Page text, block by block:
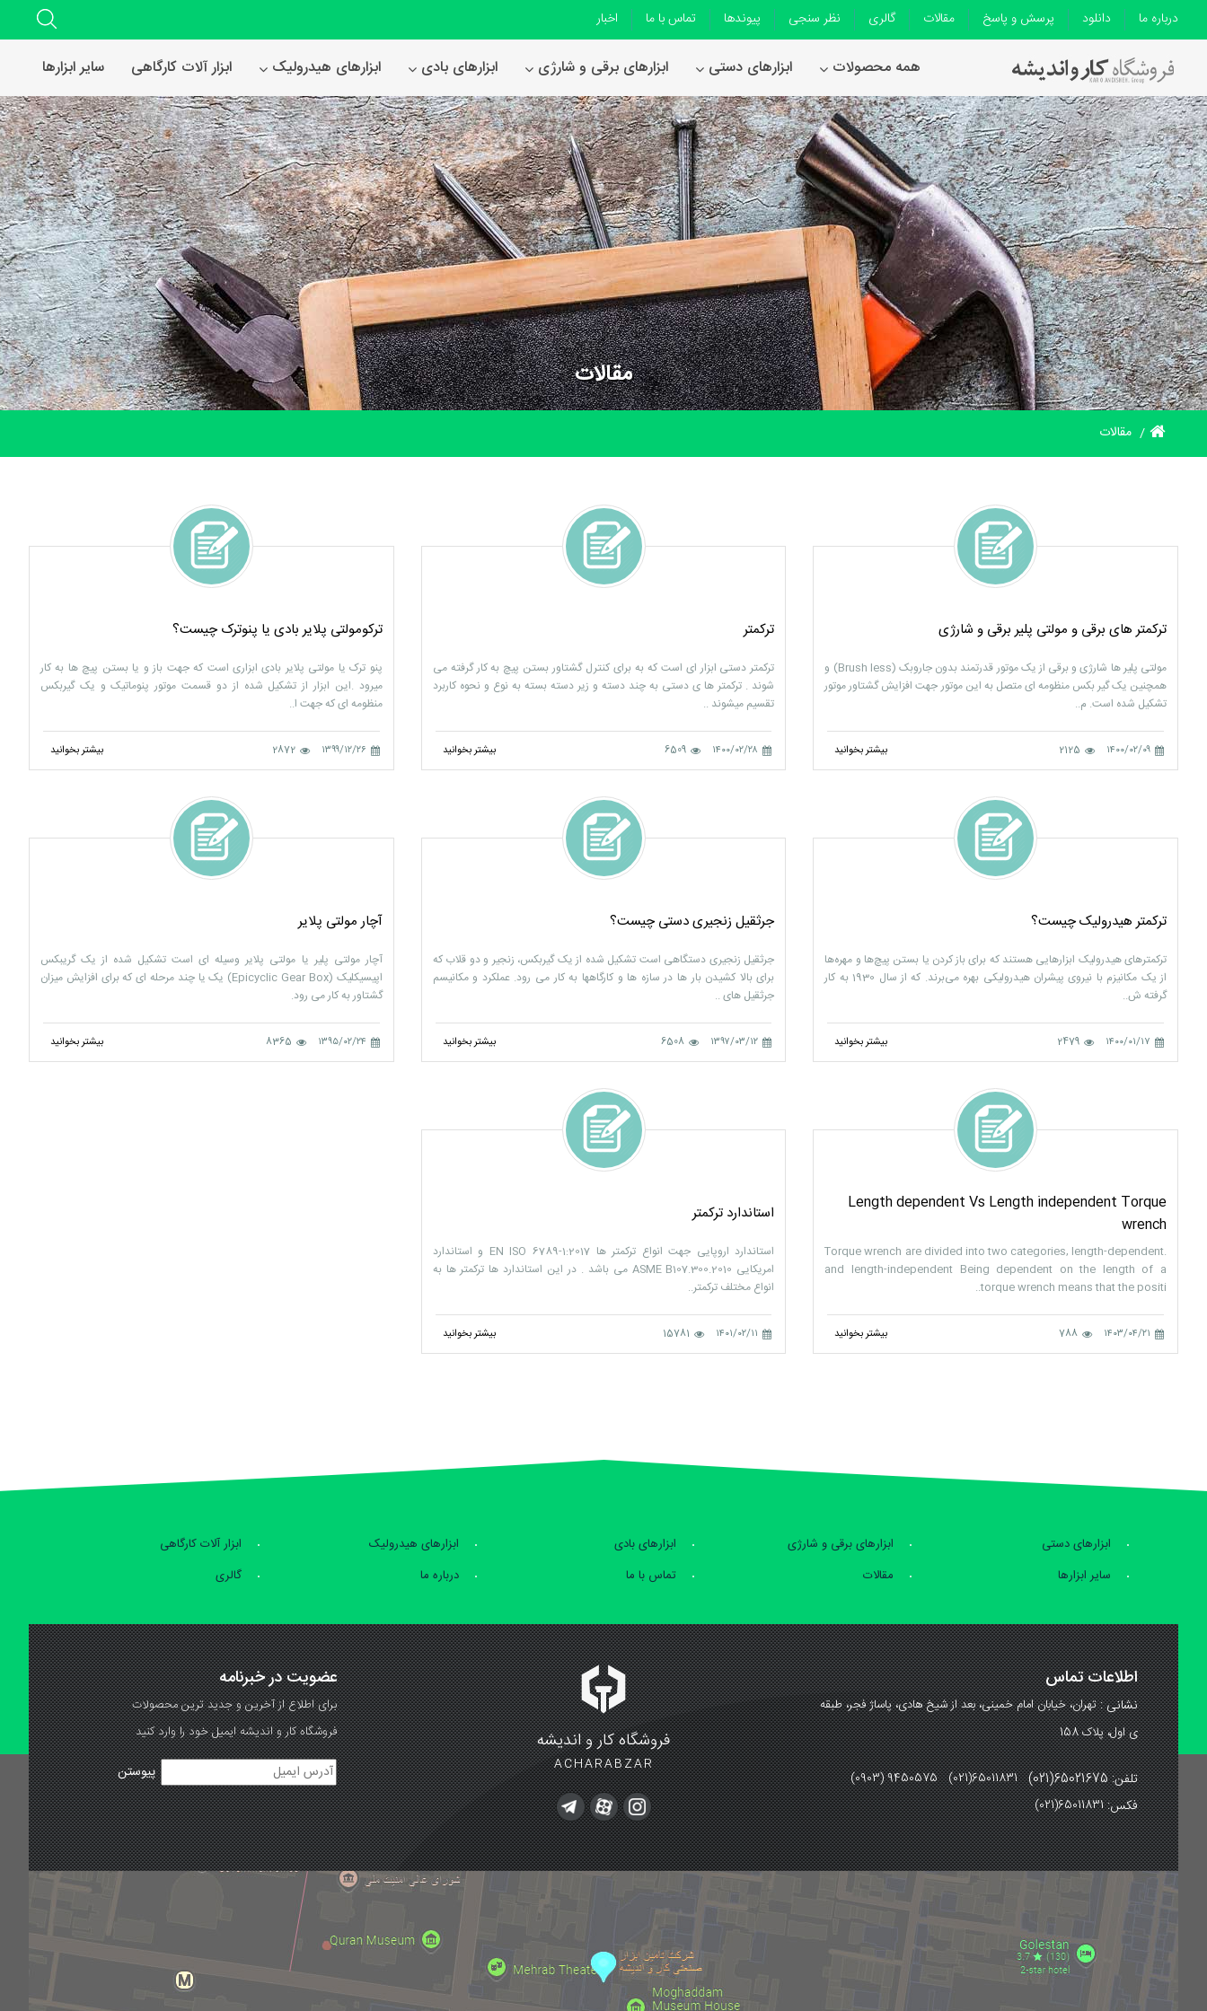
همه محصولات ابزارهای دستی ابزارهای برقی و شارژی ابزارهای بادی ابزارهای هیدرولیک ابزار آلات کارگاهی سایر ابزارها
درباره ما دانلود پرسش و پاسخ مقالات گالری نظر سنجی پیوندها تماس با ما اخبار
مقالات
مقالات
ترکمتر های برقی و مولتی پلیر برقی و شارژی
مولتی پلیر ها شارژی و برقی از یک موتور قدرتمند بدون جاروبک (Brush less) و
همچنین یک گیر بکس منظومه ای متصل به این موتور جهت افزایش گشتاور موتور
تشکیل شده است. م..
۱۴۰۰/۰۲/۰۹ 2125 بیشتر بخوانید
ترکمتر
ترکمتر دستی ابزار ای است که به برای کنترل گشتاور بستن پیچ به کار گرفته می
شوند . ترکمتر ها ی دستی به چند دسته و زیر دسته بسته به نوع و نحوه کاربرد
تقسیم میشوند ..
۱۴۰۰/۰۲/۲۸ 6509 بیشتر بخوانید
ترکومولتی پلایر بادی یا پنوترک چیست؟
پنو ترک یا مولتی پلایر بادی ابزاری است که جهت باز و یا بستن پیچ ها به کار
میرود .این ابزار از تشکیل شده از دو قسمت موتور پنوماتیک و یک گیربکس
منظومه ای که جهت ا..
۱۳۹۹/۱۲/۲۶ 2872 بیشتر بخوانید
ترکمتر هیدرولیک چیست؟
ترکمترھای ھيدروليک ابزارھايی ھستند که برای باز کردن يا بستن پيچ‌ھا و مھره‌ھا
از يک مکانيزم با نيروی پيشران ھيدروليکی بھره می‌برند. که از سال 1930 به کار
گرفته ش..
۱۴۰۰/۰۱/۱۷ 2479 بیشتر بخوانید
جرثقیل زنجیری دستی چیست؟
جرثقیل زنجیری دستگاهی است تشکیل شده از یک گیربکس، زنجیر و دو قلاب که
برای بالا کشیدن بار ها در سازه ها و کارگاهها به کار می رود. عملکرد و مکانیسم
جرثقیل های ..
۱۳۹۷/۰۳/۱۲ 6508 بیشتر بخوانید
آچار مولتی پلایر
آچار مولتی پلیر یا مولتی پلایر وسیله ای است تشکیل شده از یک گریبکس
اپیسیکلیک (Epicyclic Gear Box) یک یا چند مرحله ای که برای افزایش میزان
گشتاور به کار می رود.
۱۳۹۵/۰۲/۲۴ 8365 بیشتر بخوانید
Length dependent Vs Length independent Torque
wrench
.Torque wrench are divided into two categories, length-dependent
and length-independent Being dependent on the length of a
torque wrench means that the positi..
۱۴۰۳/۰۴/۲۱ 788 بیشتر بخوانید
استاندارد ترکمتر
استاندارد اروپایی جهت انواع ترکمتر ها EN ISO 6789-1:2017 و استاندارد
امریکایی ASME B107.300.2010 می باشد . در این استاندارد ها ترکمتر ها به
انواع مختلف ترکمتر..
۱۴۰۱/۰۲/۱۱ 15781 بیشتر بخوانید
ابزارهای دستی ابزارهای برقی و شارژی ابزارهای بادی ابزارهای هیدرولیک
ابزار آلات کارگاهی
سایر ابزارها
مقالات تماس با ما درباره ما گالری
فروشگاه کار و اندیشه
ACHARABZAR
اطلاعات تماس
نشانی :تهران، خیابان امام خمینی، بعد از شیخ هادی، پاساژ فجر، طبقه
ی اول، پلاک 158
تلفن: 65021675(021) (0903) 9450575 (021)65011831
فکس:(021)65011831
عضویت در خبرنامه
برای اطلاع از آخرین و جدید ترین محصولات
فروشگاه کار و اندیشه ایمیل خود را وارد کنید